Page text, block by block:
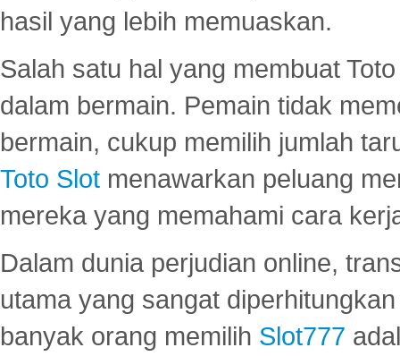
hasil yang lebih memuaskan.
Salah satu hal yang membuat
dalam bermain. Pemain tidak
bermain, cukup memilih jumlah
Toto Slot menawarkan peluang
mereka yang memahami cara
Dalam dunia perjudian online,
utama yang sangat
banyak orang memilih Slot777